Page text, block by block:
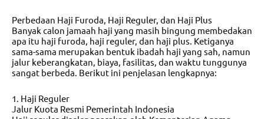
Perbedaan Haji Furoda, Haji Reguler, dan Haji Plus
Banyak calon jamaah haji yang masih bingung membedakan
apa itu haji furoda, haji reguler, dan haji plus. Ketiganya
sama-sama merupakan bentuk ibadah haji yang sah, namun
jalur keberangkatan, biaya, fasilitas, dan waktu tunggunya
sangat berbeda. Berikut ini penjelasan lengkapnya:
1. Haji Reguler
Jalur Kuota Resmi Pemerintah Indonesia